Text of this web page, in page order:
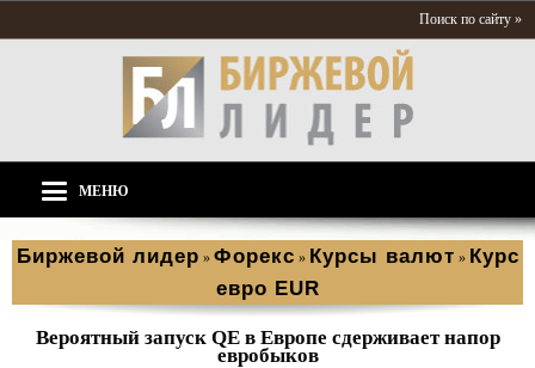
Поиск по сайту »
МЕНЮ
Биржевой лидер » Форекс » Курсы валют » Курс
евро EUR
Вероятный запуск QE в Европе сдерживает напор
евробыков